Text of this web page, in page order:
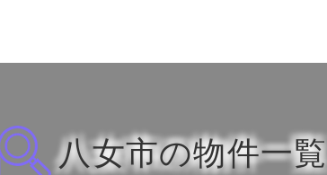
八女市の物件一覧